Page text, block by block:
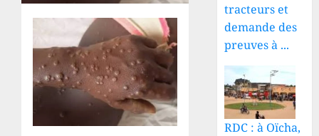
tracteurs et
demande des
preuves à ...
RDC : à Oïcha,